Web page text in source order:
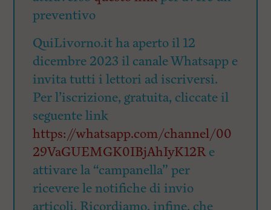
preventivo
QuiLivorno.it ha aperto il 12
dicembre 2023 il canale Whatsapp e
invita tutti i lettori ad iscriversi.
Per l’iscrizione, gratuita, cliccate il
seguente link
https://whatsapp.com/channel/00
29VaGUEMGK0IBjAhIyK12Re
attivare la “campanella” per
ricevere le notifiche di invio